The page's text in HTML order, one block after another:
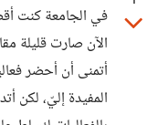
في الجامعة كنت
الآن صارت قليلة
أتمنى أن أحضر
المفيدة إليّ، لكن